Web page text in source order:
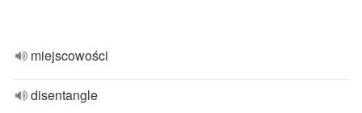
miejscowości
disentangle